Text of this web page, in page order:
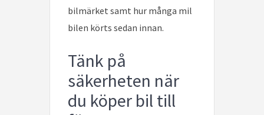
bilmärket samt hur många mil
bilen körts sedan innan.
Tänk på
säkerheten när
du köper bil till